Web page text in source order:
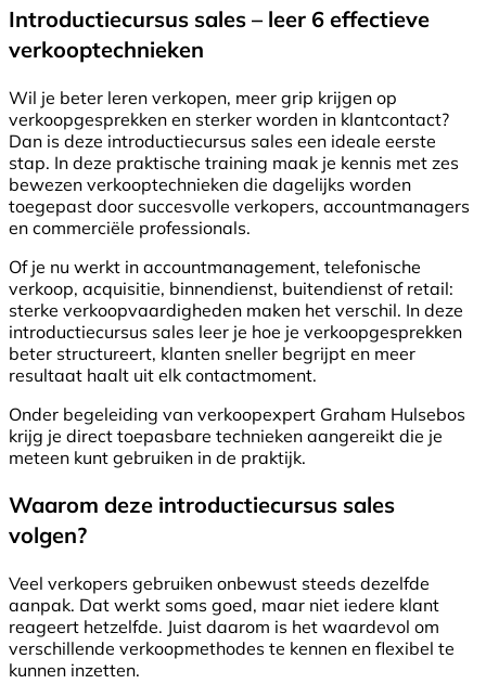
Introductiecursus sales – leer 6 effectieve
verkooptechnieken
Wil je beter leren verkopen, meer grip krijgen op
verkoopgesprekken en sterker worden in klantcontact?
Dan is deze introductiecursus sales een ideale eerste
stap. In deze praktische training maak je kennis met zes
bewezen verkooptechnieken die dagelijks worden
toegepast door succesvolle verkopers, accountmanagers
en commerciële professionals.
Of je nu werkt in accountmanagement, telefonische
verkoop, acquisitie, binnendienst, buitendienst of retail:
sterke verkoopvaardigheden maken het verschil. In deze
introductiecursus sales leer je hoe je verkoopgesprekken
beter structureert, klanten sneller begrijpt en meer
resultaat haalt uit elk contactmoment.
Onder begeleiding van verkoopexpert Graham Hulsebos
krijg je direct toepasbare technieken aangereikt die je
meteen kunt gebruiken in de praktijk.
Waarom deze introductiecursus sales
volgen?
Veel verkopers gebruiken onbewust steeds dezelfde
aanpak. Dat werkt soms goed, maar niet iedere klant
reageert hetzelfde. Juist daarom is het waardevol om
verschillende verkoopmethodes te kennen en flexibel te
kunnen inzetten.